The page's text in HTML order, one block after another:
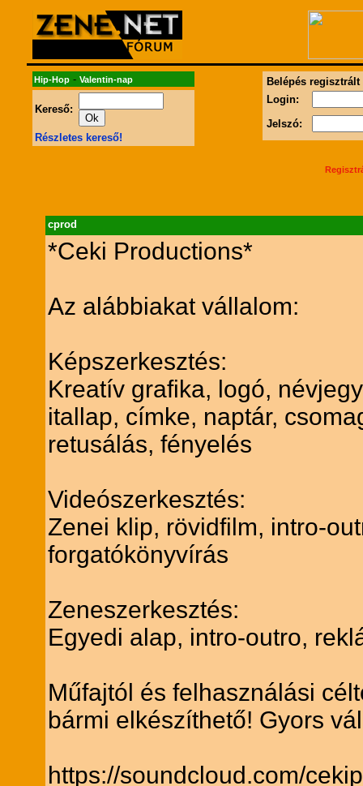
Hip-Hop- Valentin-nap
Kereső:
Részletes kereső!
Belépés regisztrált
Login:
Jelszó:
cprod
*Ceki Productions*
Az alábbiakat vállalom:
Képszerkesztés:
Kreatív grafika, logó,
itallap, címke, naptár,
retusálás, fényelés
Videószerkesztés:
Zenei klip, rövidfilm, intro-
forgatókönyvírás
Zeneszerkesztés:
Egyedi alap, intro-outro,
Műfajtól és felhasználási
bármi elkészíthető! Gyors
https://soundcloud.com/